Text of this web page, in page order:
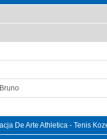
De Arte Athletica - Tenis